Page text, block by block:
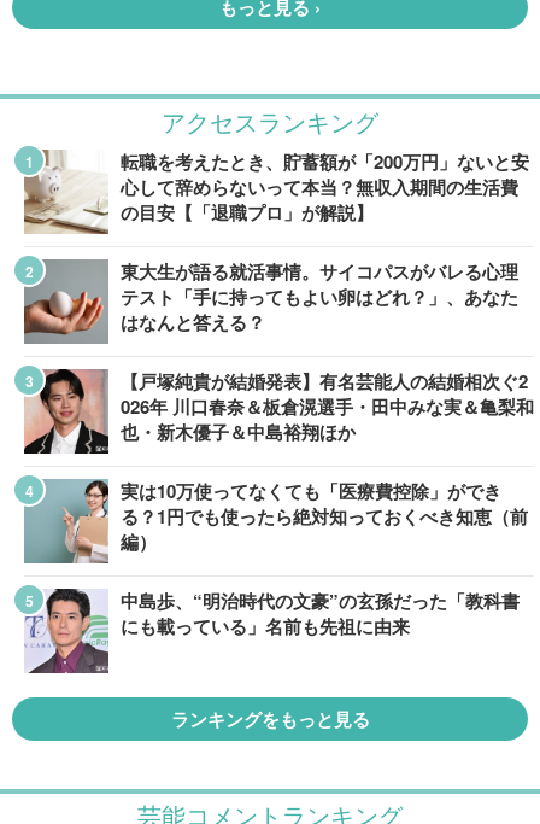
アクセスランキング
転職を考えたとき、貯蓄額が「200万円」ないと安
心して辞めらないって本当？無収入期間の生活費
の目安【「退職プロ」が解説】
東大生が語る就活事情。サイコパスがバレる心理
テスト「手に持ってもよい卵はどれ？」、あなた
はなんと答える？
【戸塚純貴が結婚発表】有名芸能人の結婚相次ぐ2
026年 川口春奈＆板倉滉選手・田中みな実＆亀梨和
也・新木優子＆中島裕翔ほか
実は10万使ってなくても「医療費控除」ができ
る？1円でも使ったら絶対知っておくべき知恵（前
編）
中島歩、“明治時代の文豪”の玄孫だった「教科書
にも載っている」名前も先祖に由来
ランキングをもっと見る